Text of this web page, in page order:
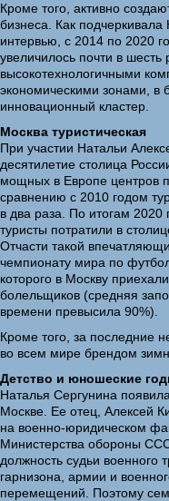
Кроме того, активно
бизнеса. Как
интервью, с 2014 по 2020
увеличилось почти в
высокотехнологичными
экономическими зонами, в
инновационный кластер.
Москва туристическая
При участии Натальи
десятилетие столица
мощных в Европе центров
сравнению с 2010 годом
в два раза. По итогам 2020
туристы потратили в
Отчасти такой
чемпионату мира по
которого в Москву
болельщиков (средняя
времени превысила 90%).
Кроме того, за последние
во всем мире брендом
Детство и юношеские
Наталья Сергунина
Москве. Ее отец, Алексей
на военно-юридическом
Министерства обороны
должность судьи военного
гарнизона, армии и
перемещений. Поэтому